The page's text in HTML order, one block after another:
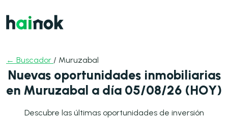
← Buscador / Muruzabal
Nuevas oportunidades inmobiliarias
en Muruzabal a día 05/08/26 (HOY)
Descubre las últimas oportunidades de inversión